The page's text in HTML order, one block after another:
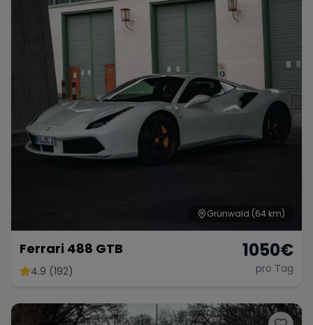
Grünwald (64 km)
Ferrari 488 GTB
4.9 (192)
1050€
pro Tag